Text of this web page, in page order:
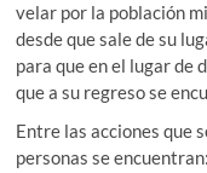
velar por la población
desde que sale de su
para que en el lugar de
que a su regreso se
Entre las acciones que
personas se